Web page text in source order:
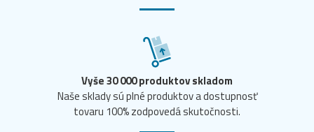
Vyše 30 000 produktov skladom
Naše sklady sú plné produktov a dostupnosť
tovaru 100% zodpovedá skutočnosti.